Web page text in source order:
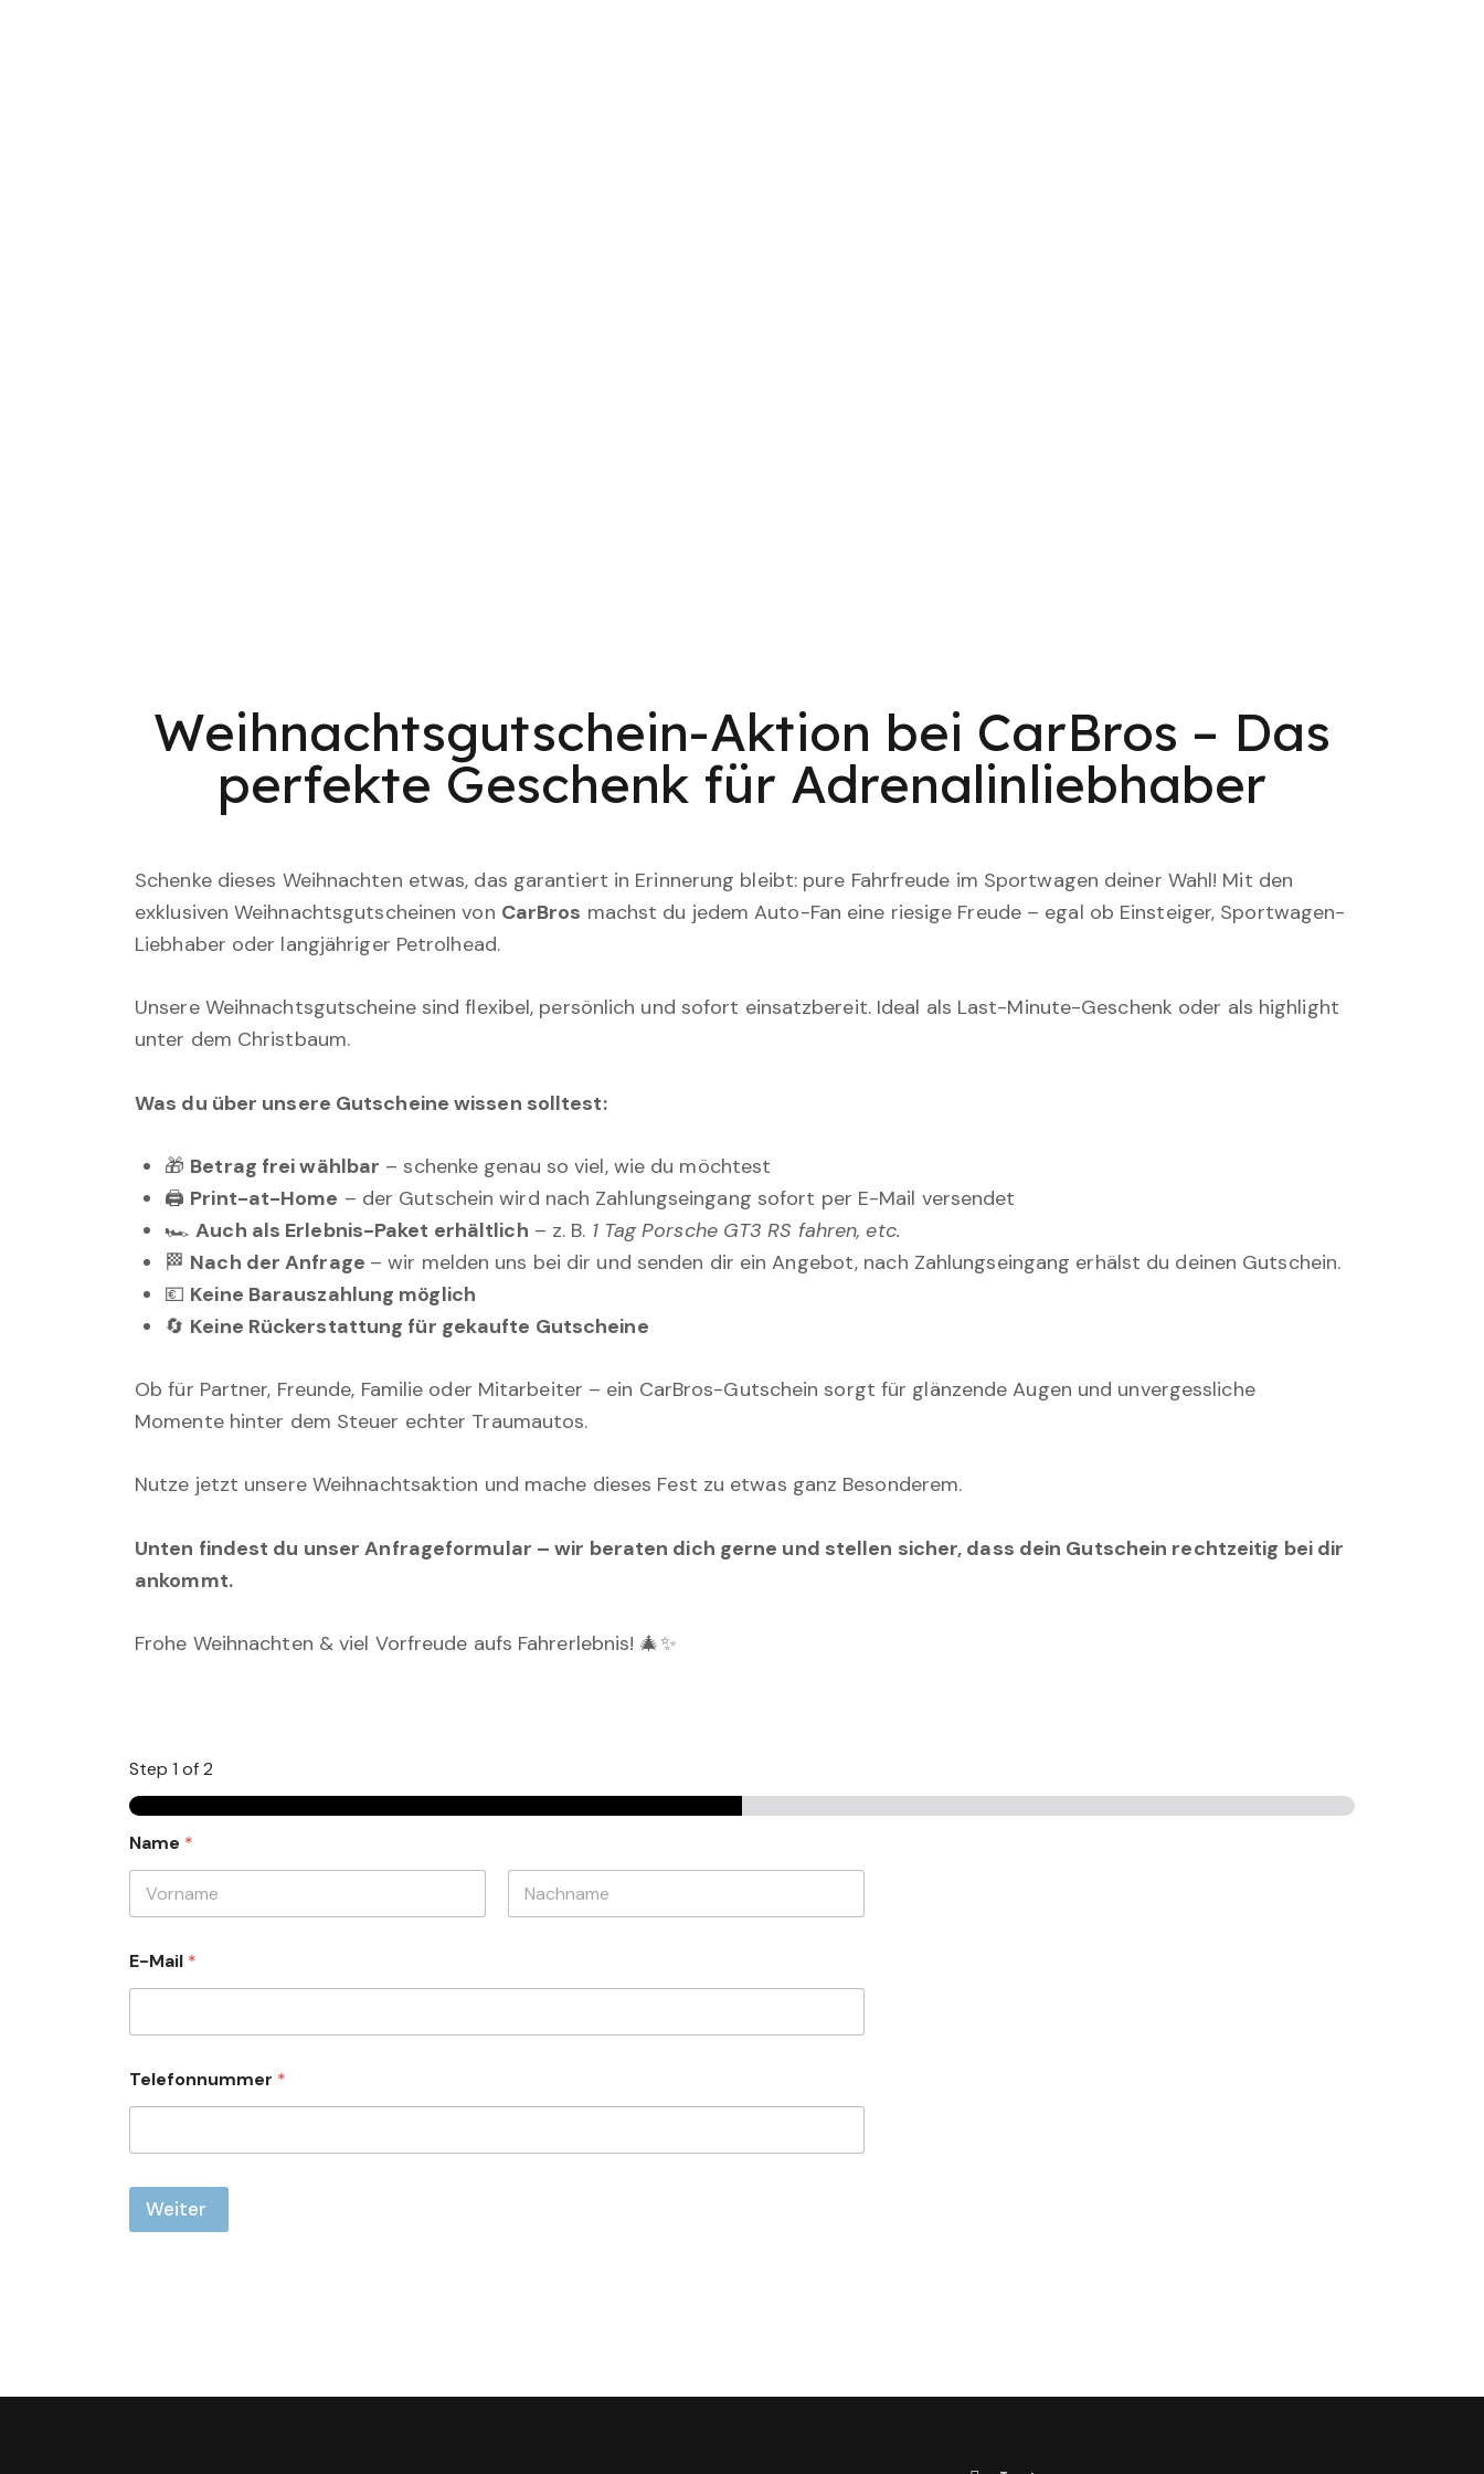
Weihnachtsgutschein-Aktion bei CarBros – Das
perfekte Geschenk für Adrenalinliebhaber
Schenke dieses Weihnachten etwas, das garantiert in Erinnerung bleibt: pure Fahrfreude im Sportwagen deiner Wahl! Mit den
exklusiven Weihnachtsgutscheinen von CarBros machst du jedem Auto-Fan eine riesige Freude – egal ob Einsteiger, Sportwagen-
Liebhaber oder langjähriger Petrolhead.
Unsere Weihnachtsgutscheine sind flexibel, persönlich und sofort einsatzbereit. Ideal als Last-Minute-Geschenk oder als highlight
unter dem Christbaum.
Was du über unsere Gutscheine wissen solltest:
🎁 Betrag frei wählbar – schenke genau so viel, wie du möchtest
🖨️ Print-at-Home – der Gutschein wird nach Zahlungseingang sofort per E-Mail versendet
🏎️Auch als Erlebnis-Paket erhältlich – z. B. 1 Tag Porsche GT3 RS fahren, etc.
🏁 Nach der Anfrage – wir melden uns bei dir und senden dir ein Angebot, nach Zahlungseingang erhälst du deinen Gutschein.
💶 Keine Barauszahlung möglich
🔄 Keine Rückerstattung für gekaufte Gutscheine
Ob für Partner, Freunde, Familie oder Mitarbeiter – ein CarBros-Gutschein sorgt für glänzende Augen und unvergessliche
Momente hinter dem Steuer echter Traumautos.
Nutze jetzt unsere Weihnachtsaktion und mache dieses Fest zu etwas ganz Besonderem.
Unten findest du unser Anfrageformular – wir beraten dich gerne und stellen sicher, dass dein Gutschein rechtzeitig bei dir
ankommt.
Frohe Weihnachten & viel Vorfreude aufs Fahrerlebnis! 🎄✨
Step 1 of 2
Name *
E-Mail *
Telefonnummer *
Weiter